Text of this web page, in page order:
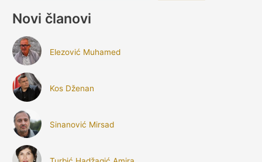
Novi članovi
Elezović Muhamed
Kos Dženan
Sinanović Mirsad